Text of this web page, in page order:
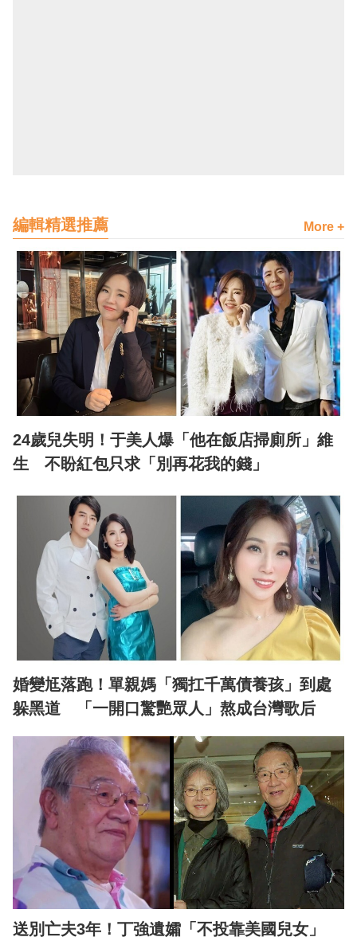
編輯精選推薦 More +
24歲兒失明！于美人爆「他在飯店掃廁所」維
生 不盼紅包只求「別再花我的錢」
婚變尪落跑！單親媽「獨扛千萬債養孩」到處
躲黑道 「一開口驚艷眾人」熬成台灣歌后
送別亡夫3年！丁強遺孀「不投靠美國兒女」